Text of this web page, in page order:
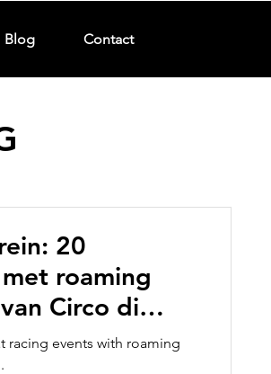
20
roaming
Circo di
racing events with roaming
Blog Contact